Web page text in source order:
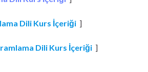
Dili Kurs İçeriği ]
Dili Kurs İçeriği ]